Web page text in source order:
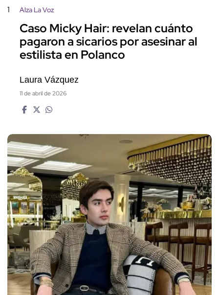
1 Alza La Voz
Caso Micky Hair: revelan cuánto
pagaron a sicarios por asesinar al
estilista en Polanco
Laura Vázquez
11 de abril de 2026